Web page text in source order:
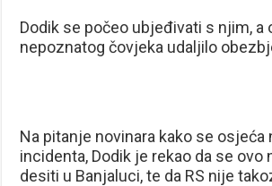
Dodik se počeo ubjeđivati s njim, a
nepoznatog čovjeka udaljilo
Na pitanje novinara kako se osjeća
incidenta, Dodik je rekao da se ovo
desiti u Banjaluci, te da RS nije